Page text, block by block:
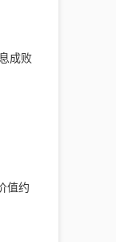
成败
值约